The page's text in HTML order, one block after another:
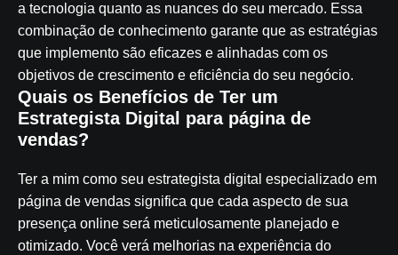
a tecnologia quanto as nuances do seu mercado. Essa
combinação de conhecimento garante que as estratégias
que implemento são eficazes e alinhadas com os
objetivos de crescimento e eficiência do seu negócio.
Quais os Benefícios de Ter um
Estrategista Digital para página de
vendas?
Ter a mim como seu estrategista digital especializado em
página de vendas significa que cada aspecto de sua
presença online será meticulosamente planejado e
otimizado. Você verá melhorias na experiência do